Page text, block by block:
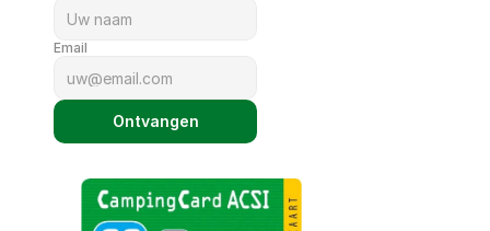
Email
Ontvangen